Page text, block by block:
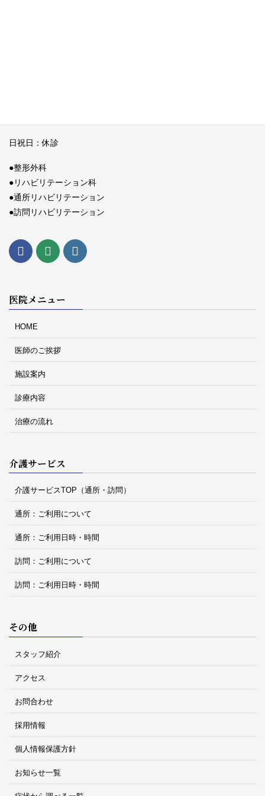
日祝日：休診
●整形外科
●リハビリテーション科
●通所リハビリテーション
●訪問リハビリテーション
医院メニュー
HOME
医師のご挨拶
施設案内
診療内容
治療の流れ
介護サービス
介護サービスTOP（通所・訪問）
通所：ご利用について
通所：ご利用日時・時間
訪問：ご利用について
訪問：ご利用日時・時間
その他
スタッフ紹介
アクセス
お問合わせ
採用情報
個人情報保護方針
お知らせ一覧